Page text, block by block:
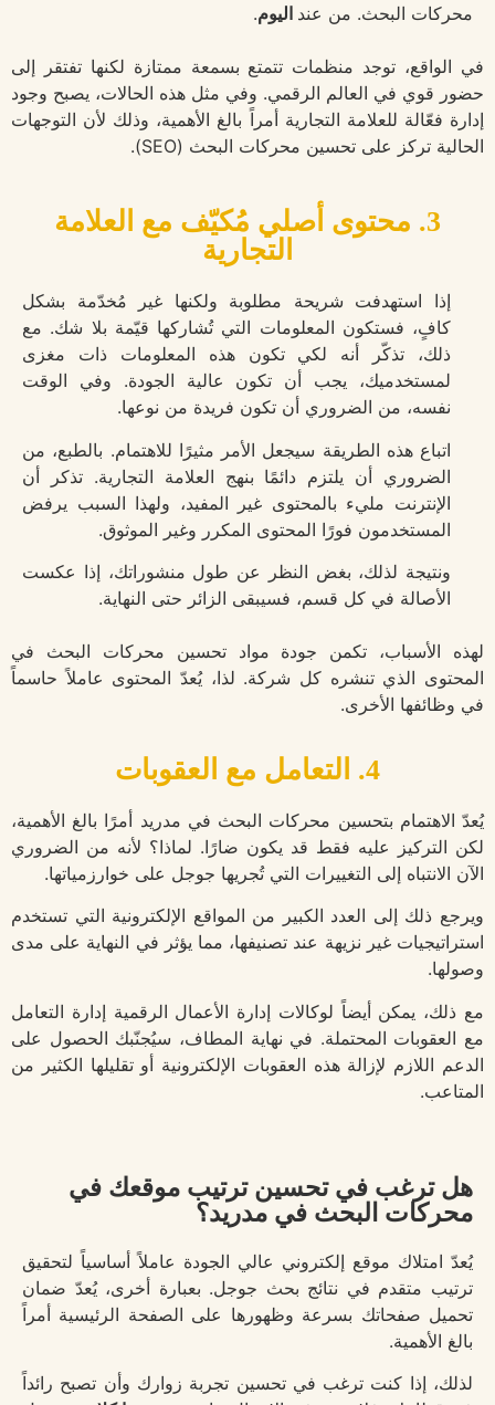
محركات البحث. من عند اليوم.
في الواقع، توجد منظمات تتمتع بسمعة ممتازة لكنها تفتقر إلى
حضور قوي في العالم الرقمي. وفي مثل هذه الحالات، يصبح وجود
إدارة فعّالة للعلامة التجارية أمراً بالغ الأهمية، وذلك لأن التوجهات
الحالية تركز على تحسين محركات البحث (SEO).
3. محتوى أصلي مُكيّف مع العلامة
التجارية
إذا استهدفت شريحة مطلوبة ولكنها غير مُخدّمة بشكل
كافٍ، فستكون المعلومات التي تُشاركها قيّمة بلا شك. مع
ذلك، تذكّر أنه لكي تكون هذه المعلومات ذات مغزى
لمستخدميك، يجب أن تكون عالية الجودة. وفي الوقت
نفسه، من الضروري أن تكون فريدة من نوعها.
اتباع هذه الطريقة سيجعل الأمر مثيرًا للاهتمام. بالطبع، من
الضروري أن يلتزم دائمًا بنهج العلامة التجارية. تذكر أن
الإنترنت مليء بالمحتوى غير المفيد، ولهذا السبب يرفض
المستخدمون فورًا المحتوى المكرر وغير الموثوق.
ونتيجة لذلك، بغض النظر عن طول منشوراتك، إذا عكست
الأصالة في كل قسم، فسيبقى الزائر حتى النهاية.
لهذه الأسباب، تكمن جودة مواد تحسين محركات البحث في
المحتوى الذي تنشره كل شركة. لذا، يُعدّ المحتوى عاملاً حاسماً
في وظائفها الأخرى.
4. التعامل مع العقوبات
يُعدّ الاهتمام بتحسين محركات البحث في مدريد أمرًا بالغ الأهمية،
لكن التركيز عليه فقط قد يكون ضارًا. لماذا؟ لأنه من الضروري
الآن الانتباه إلى التغييرات التي تُجريها جوجل على خوارزمياتها.
ويرجع ذلك إلى العدد الكبير من المواقع الإلكترونية التي تستخدم
استراتيجيات غير نزيهة عند تصنيفها، مما يؤثر في النهاية على مدى
وصولها.
مع ذلك، يمكن أيضاً لوكالات إدارة الأعمال الرقمية إدارة التعامل
مع العقوبات المحتملة. في نهاية المطاف، سيُجنّبك الحصول على
الدعم اللازم لإزالة هذه العقوبات الإلكترونية أو تقليلها الكثير من
المتاعب.
هل ترغب في تحسين ترتيب موقعك في
محركات البحث في مدريد؟
يُعدّ امتلاك موقع إلكتروني عالي الجودة عاملاً أساسياً لتحقيق
ترتيب متقدم في نتائج بحث جوجل. بعبارة أخرى، يُعدّ ضمان
تحميل صفحاتك بسرعة وظهورها على الصفحة الرئيسية أمراً
بالغ الأهمية.
لذلك، إذا كنت ترغب في تحسين تجربة زوارك وأن تصبح رائداً